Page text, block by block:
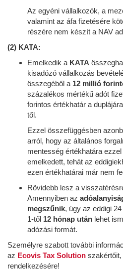
Az egyéni vállalkozók, a
valamint az áfa fizetésére
részére nem készít a NAV
(2) KATA:
Emelkedik a KATA
kisadózó vállalkozás
összegéből a 12 millió
százalékos mértékű adót
forintos értékhatár a
től.
Ezzel összefüggésben
arról, hogy az általános
mentesség értékhatára
emelkedett, tehát az
ezen értékhatárai már nem
Rövidebb lesz a
Amennyiben az
megszűnik, úgy az eddigi
1-től 12 hónap után lehet
adózási formát.
Személyre szabott további
az Ecovis Tax Solution
rendelkezésére!